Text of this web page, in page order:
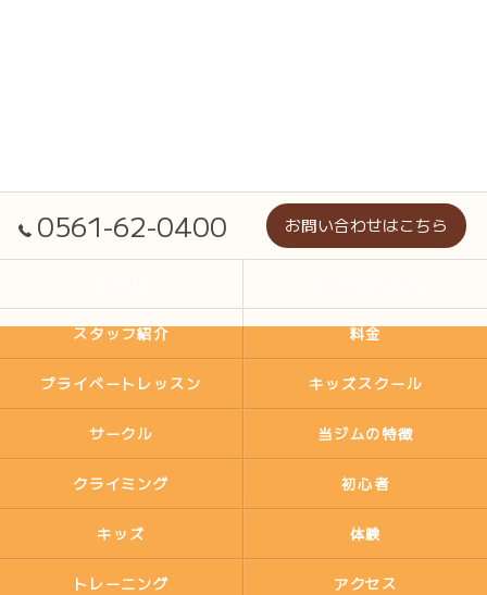
0561-62-0400 お問い合わせはこちら
スタッフ紹介 料金
プライベートレッスン キッズスクール
サークル 当ジムの特徴
クライミング 初心者
キッズ 体験
トレーニング アクセス